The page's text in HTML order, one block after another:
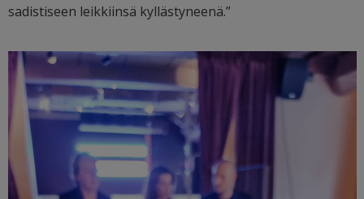
sadistiseen leikkiinsä kyllästyneenä.”